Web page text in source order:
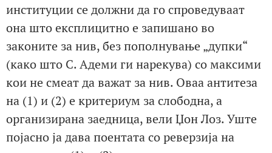
институции се должни да го спроведуваат
она што експлицитно е запишано во
законите за нив, без пополнување „дупки“
(како што С. Адеми ги нарекува) со максими
кои не смеат да важат за нив. Оваа антитеза
на (1) и (2) е критериум за слободна, а
организирана заедница, вели Џон Лоз. Уште
појасно ја дава поентата со реверзија на